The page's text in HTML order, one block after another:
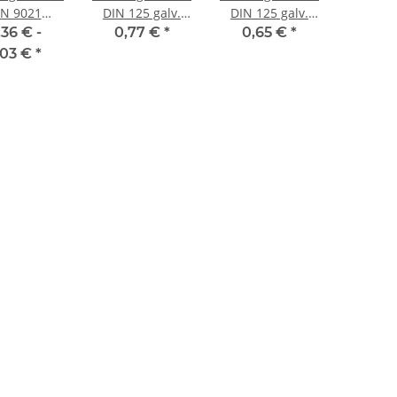
9021
A2
€ -
€ *
DIN 125 galv.
verzinkt M10
0,77 € *
DIN 125 galv.
verzinkt M8 (50)
0,65 € *